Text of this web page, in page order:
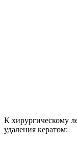
К хирургическому
удаления кератом: